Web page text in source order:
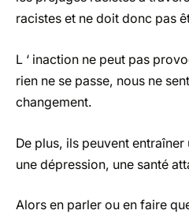
racistes et ne doit donc pas
L ‘ inaction ne peut pas
rien ne se passe, nous ne
changement.
De plus, ils peuvent
une dépression, une santé
Alors en parler ou en faire